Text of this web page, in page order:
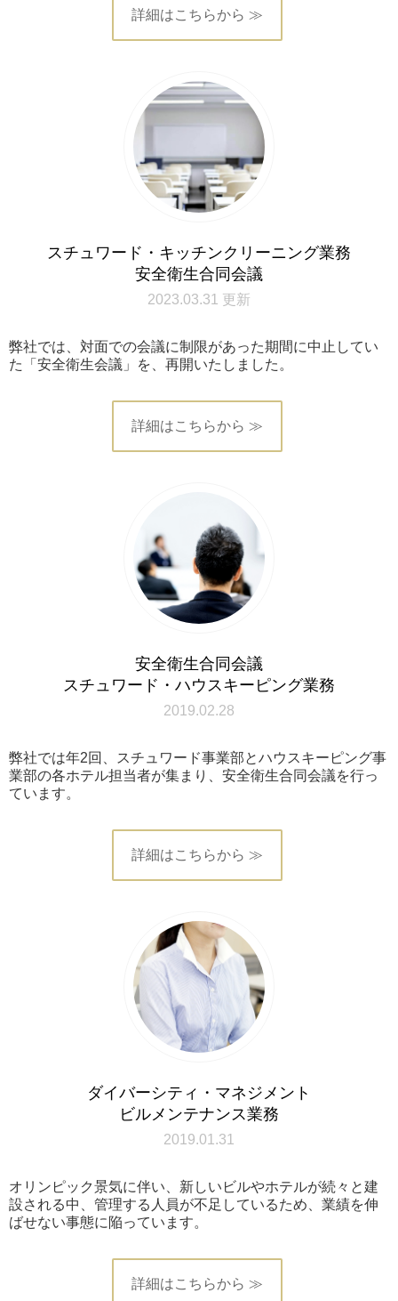
詳細はこちらから ≫
スチュワード・キッチンクリーニング業務
安全衛生合同会議
2023.03.31 更新
弊社では、対面での会議に制限があった期間に中止してい
た「安全衛生会議」を、再開いたしました。
詳細はこちらから ≫
安全衛生合同会議
スチュワード・ハウスキーピング業務
2019.02.28
弊社では年2回、スチュワード事業部とハウスキーピング事
業部の各ホテル担当者が集まり、安全衛生合同会議を行っ
ています。
詳細はこちらから ≫
ダイバーシティ・マネジメント
ビルメンテナンス業務
2019.01.31
オリンピック景気に伴い、新しいビルやホテルが続々と建
設される中、管理する人員が不足しているため、業績を伸
ばせない事態に陥っています。
詳細はこちらから ≫